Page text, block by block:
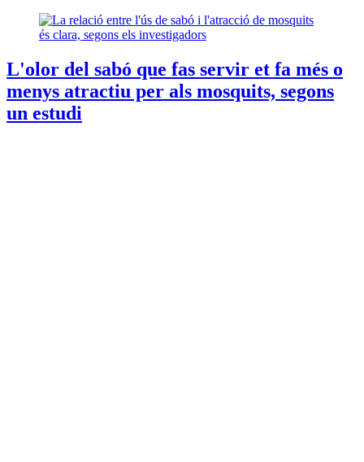
L'olor del sabó que fas servir et fa més o
menys atractiu per als mosquits, segons
un estudi